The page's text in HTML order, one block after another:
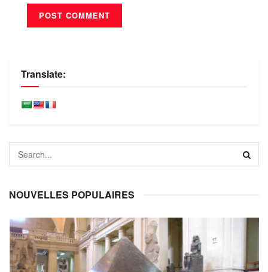
Translate:
NOUVELLES POPULAIRES